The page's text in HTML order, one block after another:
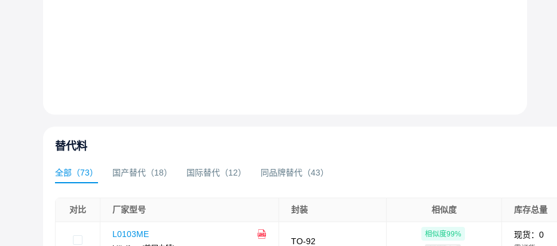
替代料
全部 （73） 国产替代 （18） 国际替代 （12） 同品牌替代 （43）
对比 厂家型号 封装 相似度 库存总量
L0103ME
TO-92
相似度99%
现货： 0